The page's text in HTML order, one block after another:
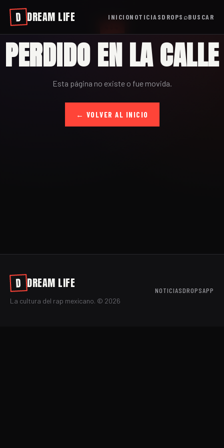
D DREAM LIFE INICIONOTICIASDROPS ⌕BUSCAR
PERDIDO EN LA CALLE
Esta página no existe o fue movida.
← VOLVER AL INICIO
D DREAM LIFE
La cultura del rap mexicano. © 2026
NOTICIASDROPSAPP